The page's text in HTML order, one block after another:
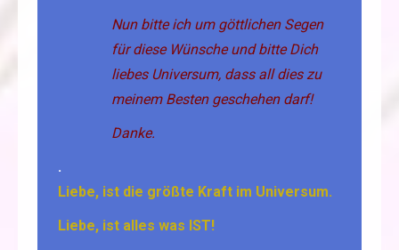
Nun bitte ich um göttlichen Segen
für diese Wünsche und bitte Dich
liebes Universum, dass all dies zu
meinem Besten geschehen darf!
Danke.
.
Liebe, ist die größte Kraft im Universum.
Liebe, ist alles was IST!